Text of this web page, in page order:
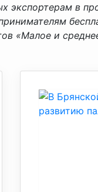
экспортерам в
«Малое и